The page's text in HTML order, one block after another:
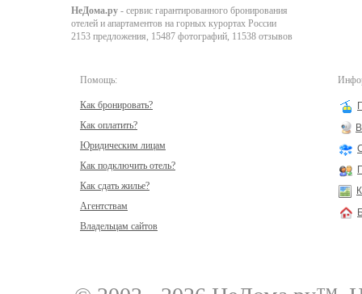
НеДома.ру - сервис гарантированного бронирования
отелей и апартаментов на горных курортах России
2153 предложения, 15487 фотографий, 11538 отзывов
Помощь:
Как бронировать?
Как оплатить?
Юридическим лицам
Как подключить отель?
Как сдать жилье?
Агентствам
Владельцам сайтов